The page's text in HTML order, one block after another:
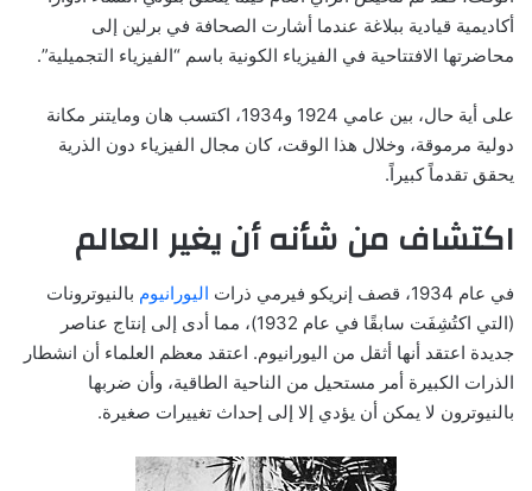
أكاديمية قيادية ببلاغة عندما أشارت الصحافة في برلين إلى
محاضرتها الافتتاحية في الفيزياء الكونية باسم “الفيزياء التجميلية”.
على أية حال، بين عامي 1924 و1934، اكتسب هان ومايتنر مكانة
دولية مرموقة، وخلال هذا الوقت، كان مجال الفيزياء دون الذرية
يحقق تقدماً كبيراً.
اكتشاف من شأنه أن يغير العالم
في عام 1934، قصف إنريكو فيرمي ذرات اليورانيوم بالنيوترونات
(التي اكتُشِفَت سابقًا في عام 1932)، مما أدى إلى إنتاج عناصر
جديدة اعتقد أنها أثقل من اليورانيوم. اعتقد معظم العلماء أن انشطار
الذرات الكبيرة أمر مستحيل من الناحية الطاقية، وأن ضربها
بالنيوترون لا يمكن أن يؤدي إلا إلى إحداث تغييرات صغيرة.